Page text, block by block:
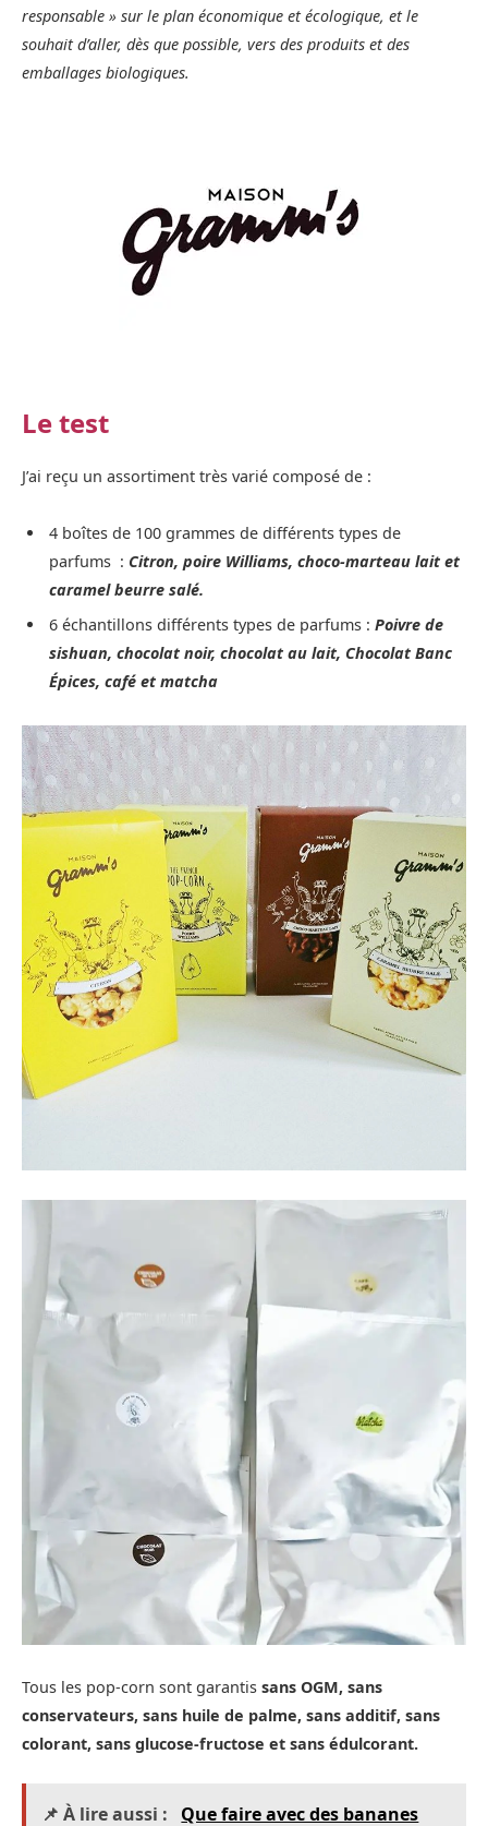
responsable » sur le plan économique et écologique, et le
souhait d’aller, dès que possible, vers des produits et des
emballages biologiques.
Le test
J’ai reçu un assortiment très varié composé de :
4 boîtes de 100 grammes de différents types de
parfums : Citron, poire Williams, choco-marteau lait et
caramel beurre salé.
6 échantillons différents types de parfums : Poivre de
sishuan, chocolat noir, chocolat au lait, Chocolat Banc
Épices, café et matcha
Tous les pop-corn sont garantis sans OGM, sans
conservateurs, sans huile de palme, sans additif, sans
colorant, sans glucose-fructose et sans édulcorant.
📌 À lire aussi : Que faire avec des bananes